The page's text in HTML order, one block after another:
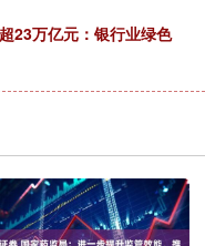
23万亿元：银行业绿色